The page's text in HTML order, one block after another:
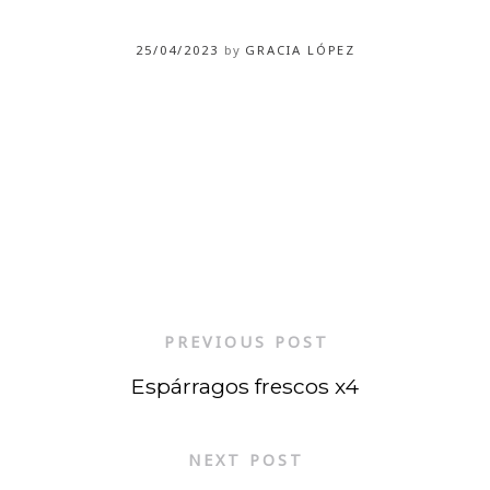
25/04/2023 by GRACIA LÓPEZ
PREVIOUS POST
Espárragos frescos x4
NEXT POST